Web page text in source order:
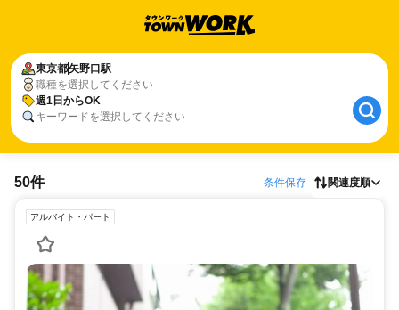
東京都矢野口駅
職種を選択してください
週1日からOK
キーワードを選択してください
50件 条件保存 関連度順
アルバイト・パート